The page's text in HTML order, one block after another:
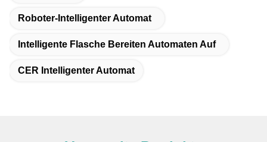
Roboter-Intelligenter Automat
Intelligente Flasche Bereiten Automaten Auf
CER Intelligenter Automat